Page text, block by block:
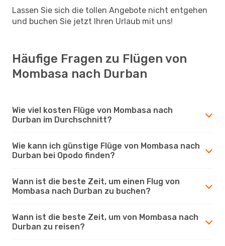
Lassen Sie sich die tollen Angebote nicht entgehen
und buchen Sie jetzt Ihren Urlaub mit uns!
Häufige Fragen zu Flügen von
Mombasa nach Durban
Wie viel kosten Flüge von Mombasa nach
Durban im Durchschnitt?
Wie kann ich günstige Flüge von Mombasa nach
Durban bei Opodo finden?
Wann ist die beste Zeit, um einen Flug von
Mombasa nach Durban zu buchen?
Wann ist die beste Zeit, um von Mombasa nach
Durban zu reisen?